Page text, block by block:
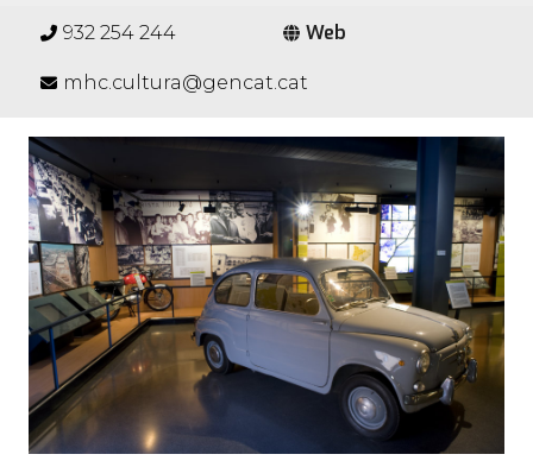
932 254 244 Web
mhc.cultura@gencat.cat